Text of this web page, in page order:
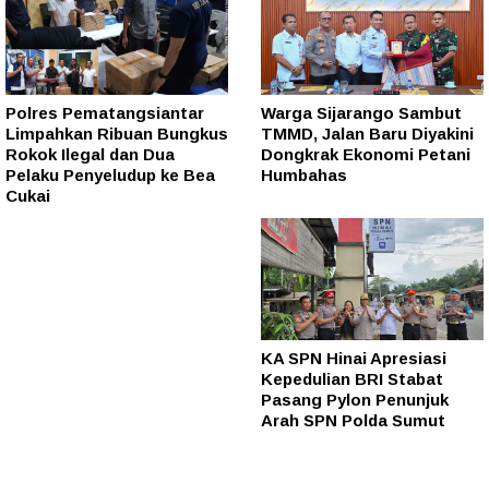
Polres Pematangsiantar
Limpahkan Ribuan Bungkus
Rokok Ilegal dan Dua
Pelaku Penyeludup ke Bea
Cukai
Warga Sijarango Sambut
TMMD, Jalan Baru Diyakini
Dongkrak Ekonomi Petani
Humbahas
KA SPN Hinai Apresiasi
Kepedulian BRI Stabat
Pasang Pylon Penunjuk
Arah SPN Polda Sumut